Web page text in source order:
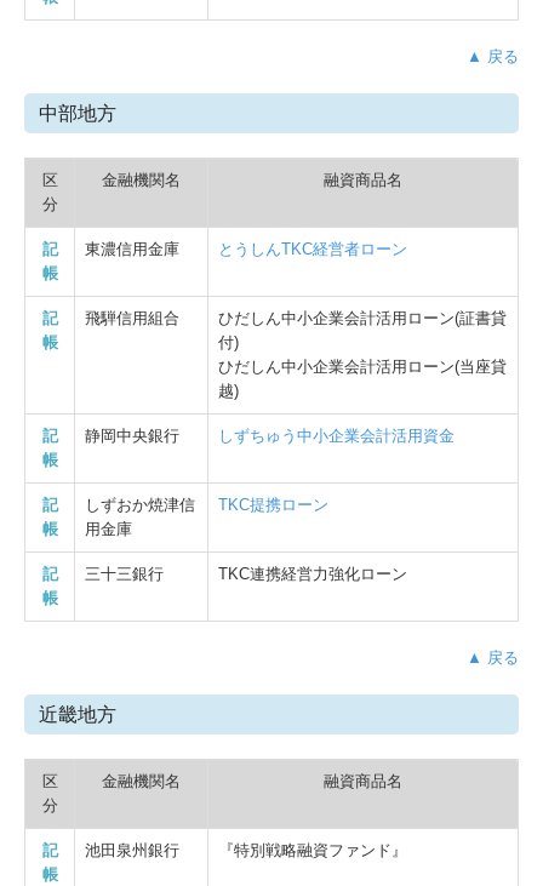
▲ 戻る
中部地方
区
分
金融機関名 融資商品名
記
帳
東濃信用金庫 とうしんTKC経営者ローン
記
帳
飛騨信用組合
ひだしん中小企業会計活用ローン(証書貸
付)
ひだしん中小企業会計活用ローン(当座貸
越)
記
帳
静岡中央銀行 しずちゅう中小企業会計活用資金
記
帳
しずおか焼津信
用金庫
TKC提携ローン
記
帳
三十三銀行 TKC連携経営力強化ローン
▲ 戻る
近畿地方
区
分
金融機関名 融資商品名
記
帳
池田泉州銀行 『特別戦略融資ファンド』